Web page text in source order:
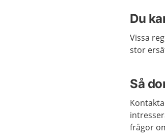
Du
Vissa
stor
Så
frågor